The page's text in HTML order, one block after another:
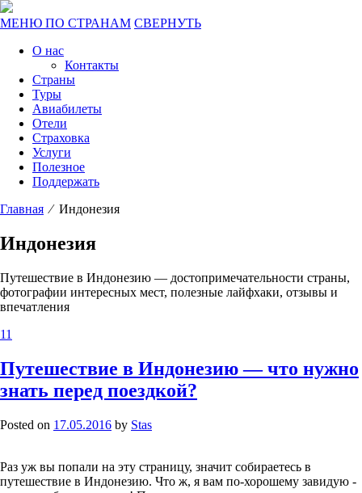
МЕНЮ ПО СТРАНАМ СВЕРНУТЬ
О нас
Контакты
Страны
Туры
Авиабилеты
Отели
Страховка
Услуги
Полезное
Поддержать
Главная ⁄ Индонезия
Индонезия
Путешествие в Индонезию — достопримечательности страны,
фотографии интересных мест, полезные лайфхаки, отзывы и
впечатления
11
Путешествие в Индонезию — что нужно
знать перед поездкой?
Posted on 17.05.2016 by Stas
Раз уж вы попали на эту страницу, значит собираетесь в
путешествие в Индонезию. Что ж, я вам по-хорошему завидую -